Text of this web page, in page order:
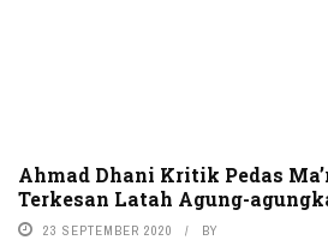
Ahmad Dhani Kritik Pedas
Terkesan Latah Agung-
23 SEPTEMBER 2020 BY